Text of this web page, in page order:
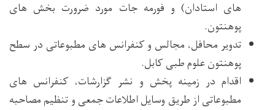
های استادان) و فورمه جات مورد ضرورت بخش های
پوهنتون.
تدویر محافل، مجالس و کنفرانس های مطبوعاتی در سطح
پوهنتون علوم طبی کابل.
اقدام در زمینه پخش و نشر گزارشات، کنفرانس های
مطبوعاتی از طریق وسایل اطلاعات جمعی و تنظیم مصاحبه